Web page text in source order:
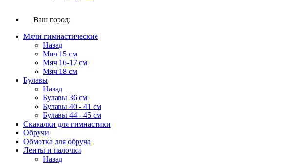
Ваш город:
Мячи гимнастические
Назад
Мяч 15 см
Мяч 16-17 см
Мяч 18 см
Булавы
Назад
Булавы 36 см
Булавы 40 - 41 см
Булавы 44 - 45 см
Скакалки для гимнастики
Обручи
Обмотка для обруча
Ленты и палочки
Назад